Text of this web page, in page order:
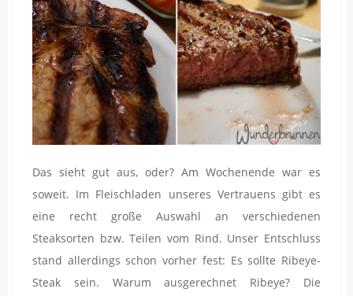
Das sieht gut aus, oder? Am Wochenende war es
soweit. Im Fleischladen unseres Vertrauens gibt es
eine recht große Auswahl an verschiedenen
Steaksorten bzw. Teilen vom Rind. Unser Entschluss
stand allerdings schon vorher fest: Es sollte Ribeye-
Steak sein. Warum ausgerechnet Ribeye? Die